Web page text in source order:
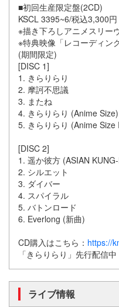
■初回生産限定盤(2CD)
KSCL 3395~6/税込3,300円
※描き下ろしアニメスリー
※特典映像「レコーディン
(期間限定)
[DISC 1]
1. きらりらり
2. 摩訶不思議
3. またね
4. きらりらり (Anime Size)
5. きらりらり (Anime Size
[DISC 2]
1. 遥か彼方 (ASIAN
2. シルエット
3. ダイバー
4. スパイラル
5. バトンロード
6. Everlong (新曲)
CD購入はこちら： https://
「きらりらり」先行配信中
ライブ情報